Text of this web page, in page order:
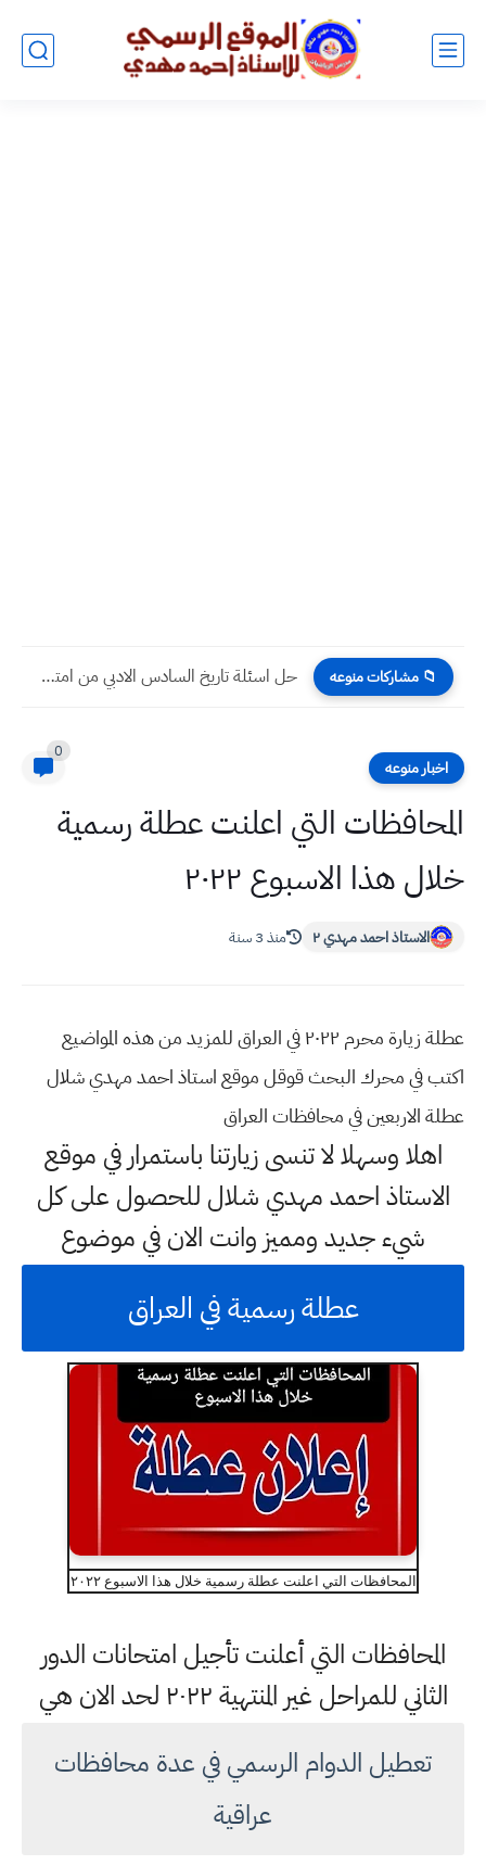
📁 مشاركات منوعه اسئلة التاريخ التمهيدي السادس الادبي 2023
اخبار منوعه
0
المحافظات التي اعلنت عطلة رسمية
خلال هذا الاسبوع ٢٠٢٢
الاستاذ احمد مهدي ٢ منذ 3 سنة
عطلة زيارة محرم ٢٠٢٢ في العراق للمزيد من هذه المواضيع
اكتب في محرك البحث قوقل موقع استاذ احمد مهدي شلال
عطلة الاربعين في محافظات العراق
اهلا وسهلالا تنسى زيارتنا باستمرار في موقع
الاستاذ احمد مهدي شلال للحصول على كل
شيء جديد ومميز وانت الان في موضوع
عطلة رسمية في العراق
المحافظات التي اعلنت عطلة رسمية خلال هذا الاسبوع ٢٠٢٢
المحافظات التي أعلنت تأجيل امتحانات الدور
الثاني للمراحل غير المنتهية ٢٠٢٢ لحد الان هي
تعطيل الدوام الرسمي في عدة محافظات
عراقية